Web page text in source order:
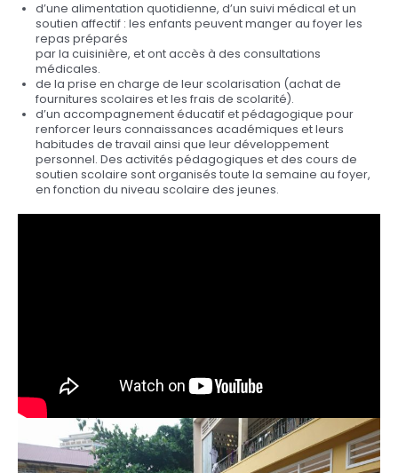
d’une alimentation quotidienne, d’un suivi médical et un
soutien affectif : les enfants peuvent manger au foyer les
repas préparés
par la cuisinière, et ont accès à des consultations
médicales.
de la prise en charge de leur scolarisation (achat de
fournitures scolaires et les frais de scolarité).
d’un accompagnement éducatif et pédagogique pour
renforcer leurs connaissances académiques et leurs
habitudes de travail ainsi que leur développement
personnel. Des activités pédagogiques et des cours de
soutien scolaire sont organisés toute la semaine au foyer,
en fonction du niveau scolaire des jeunes.